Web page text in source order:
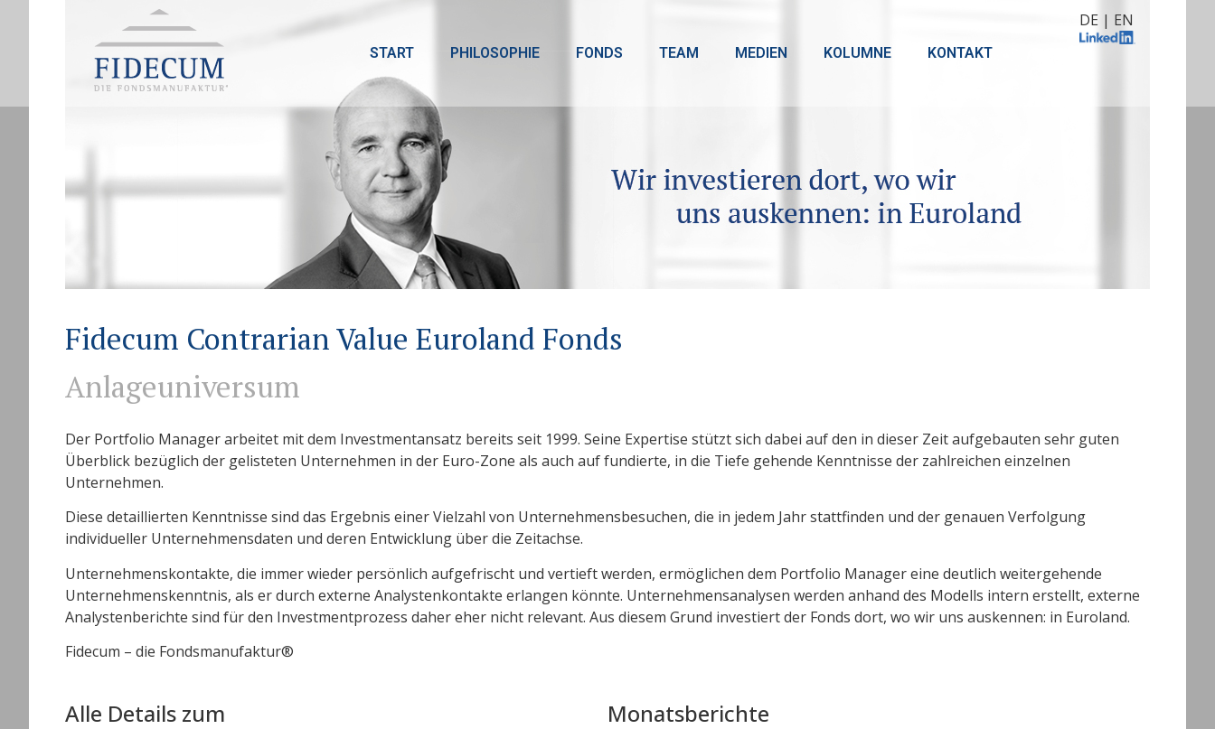
START PHILOSOPHIE FONDS TEAM MEDIEN KOLUMNE KONTAKT
DE | EN
Fidecum Contrarian Value Euroland Fonds
Anlageuniversum
Der Portfolio Manager arbeitet mit dem Investmentansatz bereits seit 1999. Seine Expertise stützt sich dabei auf den in dieser Zeit aufgebauten sehr guten
Überblick bezüglich der gelisteten Unternehmen in der Euro-Zone als auch auf fundierte, in die Tiefe gehende Kenntnisse der zahlreichen einzelnen
Unternehmen.
Diese detaillierten Kenntnisse sind das Ergebnis einer Vielzahl von Unternehmensbesuchen, die in jedem Jahr stattfinden und der genauen Verfolgung
individueller Unternehmensdaten und deren Entwicklung über die Zeitachse.
Unternehmenskontakte, die immer wieder persönlich aufgefrischt und vertieft werden, ermöglichen dem Portfolio Manager eine deutlich weitergehende
Unternehmenskenntnis, als er durch externe Analystenkontakte erlangen könnte. Unternehmensanalysen werden anhand des Modells intern erstellt, externe
Analystenberichte sind für den Investmentprozess daher eher nicht relevant. Aus diesem Grund investiert der Fonds dort, wo wir uns auskennen: in Euroland.
Fidecum – die Fondsmanufaktur®
Alle Details zum
Monatsberichte